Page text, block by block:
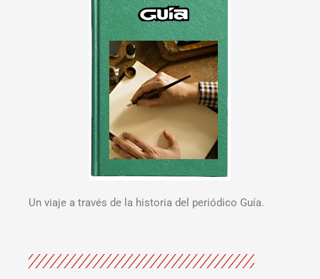
Un viaje a través de la historia del periódico Guía.